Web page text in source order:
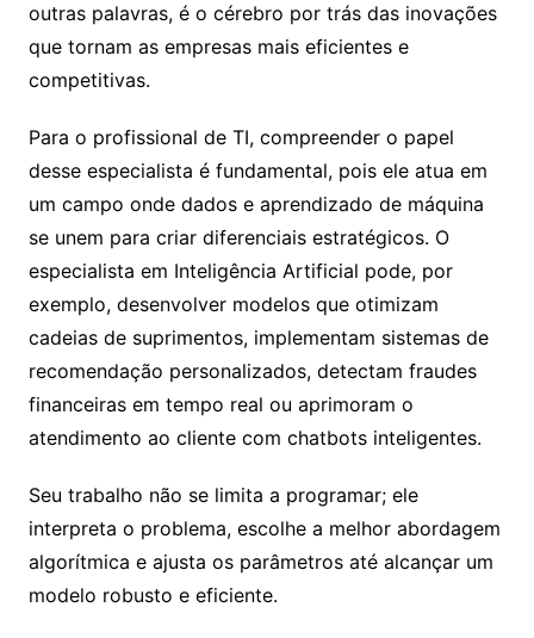
outras palavras, é o cérebro por trás das inovações
que tornam as empresas mais eficientes e
competitivas.
Para o profissional de TI, compreender o papel
desse especialista é fundamental, pois ele atua em
um campo onde dados e aprendizado de máquina
se unem para criar diferenciais estratégicos. O
especialista em Inteligência Artificial pode, por
exemplo, desenvolver modelos que otimizam
cadeias de suprimentos, implementam sistemas de
recomendação personalizados, detectam fraudes
financeiras em tempo real ou aprimoram o
atendimento ao cliente com chatbots inteligentes.
Seu trabalho não se limita a programar; ele
interpreta o problema, escolhe a melhor abordagem
algorítmica e ajusta os parâmetros até alcançar um
modelo robusto e eficiente.